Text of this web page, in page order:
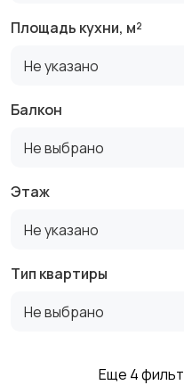
Площадь кухни, м²
Не указано
Балкон
Не выбрано
Этаж
Не указано
Тип квартиры
Не выбрано
Еще 4